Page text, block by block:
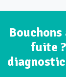
fuite